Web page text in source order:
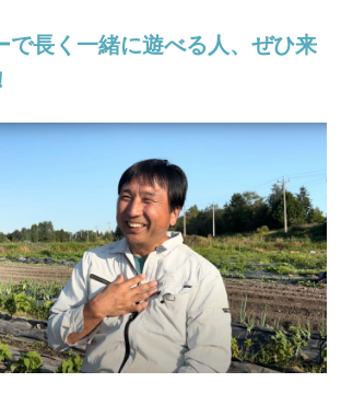
で長く一緒に遊べる人、ぜひ来